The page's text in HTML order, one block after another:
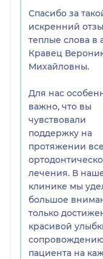
Спасибо за
искренний
теплые слова в
Кравец
Михайловны.
Для нас
важно, что вы
чувствовали
поддержку на
протяжении
лечения. В
клинике мы
большое
только
красивой
пациента на